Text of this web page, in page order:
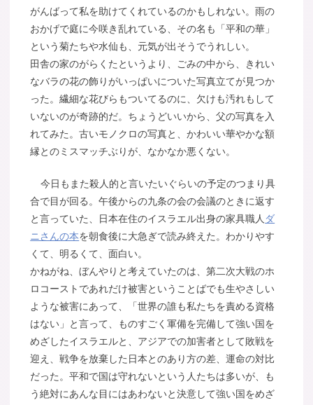
がんばって私を助けてくれているのかもしれない。雨の
おかげで庭に今咲き乱れている、その名も「平和の華」
という菊たちや水仙も、元気が出そうでうれしい。
田舎の家のがらくたというより、ごみの中から、きれい
なバラの花の飾りがいっぱいについた写真立てが見つか
った。繊細な花びらもついてるのに、欠けも汚れもして
いないのが奇跡的だ。ちょうどいいから、父の写真を入
れてみた。古いモノクロの写真と、かわいい華やかな額
縁とのミスマッチぶりが、なかなか悪くない。
今日もまた殺人的と言いたいぐらいの予定のつまり具
合で目が回る。午後からの九条の会の会議のときに返す
と言っていた、日本在住のイスラエル出身の家具職人 ダ
ニさんの本を朝食後に大急ぎで読み終えた。わかりやす
くて、明るくて、面白い。
かねがね、ぼんやりと考えていたのは、第二次大戦のホ
ロコーストであれだけ被害ということばでも生やさしい
ような被害にあって、「世界の誰も私たちを責める資格
はない」と言って、ものすごく軍備を完備して強い国を
めざしたイスラエルと、アジアでの加害者として敗戦を
迎え、戦争を放棄した日本とのあり方の差、運命の対比
だった。平和で国は守れないという人たちは多いが、も
う絶対にあんな目にはあわないと決意して強い国をめざ